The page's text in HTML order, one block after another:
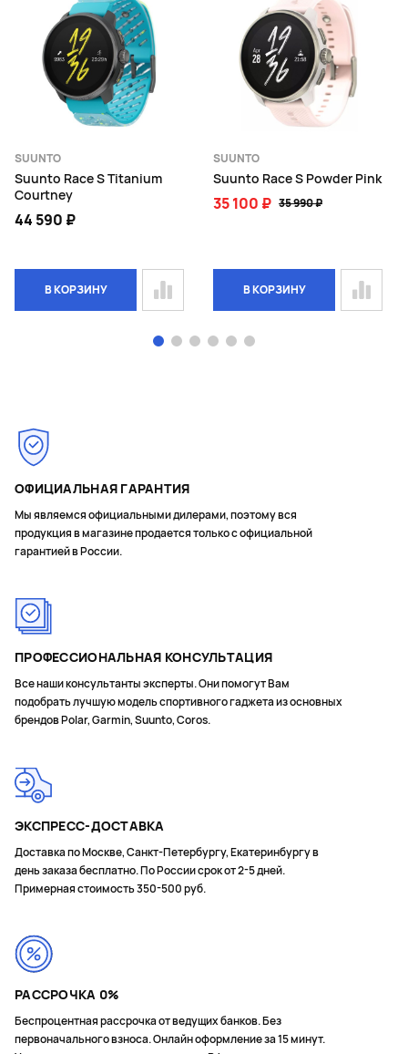
SUUNTO
Suunto Race S Titanium
Courtney
44 590 ₽
В КОРЗИНУ
SUUNTO
Suunto Race S Powder Pink
35 100 ₽ 35 990 ₽
В КОРЗИНУ
ОФИЦИАЛЬНАЯ ГАРАНТИЯ
Мы являемся официальными дилерами, поэтому вся
продукция в магазине продается только с официальной
гарантией в России.
ПРОФЕССИОНАЛЬНАЯ КОНСУЛЬТАЦИЯ
Все наши консультанты эксперты. Они помогут Вам
подобрать лучшую модель спортивного гаджета из основных
брендов Polar, Garmin, Suunto, Coros.
ЭКСПРЕСС-ДОСТАВКА
Доставка по Москве, Санкт-Петербургу, Екатеринбургу в
день заказа бесплатно. По России срок от 2-5 дней.
Примерная стоимость 350-500 руб.
РАССРОЧКА 0%
Беспроцентная рассрочка от ведущих банков. Без
первоначального взноса. Онлайн оформление за 15 минут.